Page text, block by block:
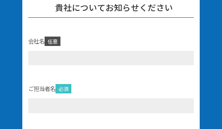
貴社についてお知らせください
任意
会社名
必須
ご担当者名